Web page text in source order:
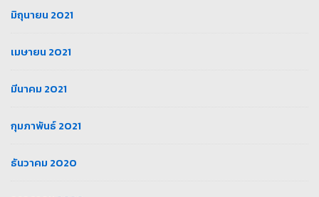
มิถุนายน 2021
เมษายน 2021
มีนาคม 2021
กุมภาพันธ์ 2021
ธันวาคม 2020